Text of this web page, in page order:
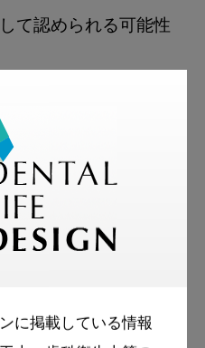
に掲載している情報
て認められる可能性
の喪失は認知症と関
されているものの、
らず、逆因果や交絡
いないというのが現
く、「関連性が示唆